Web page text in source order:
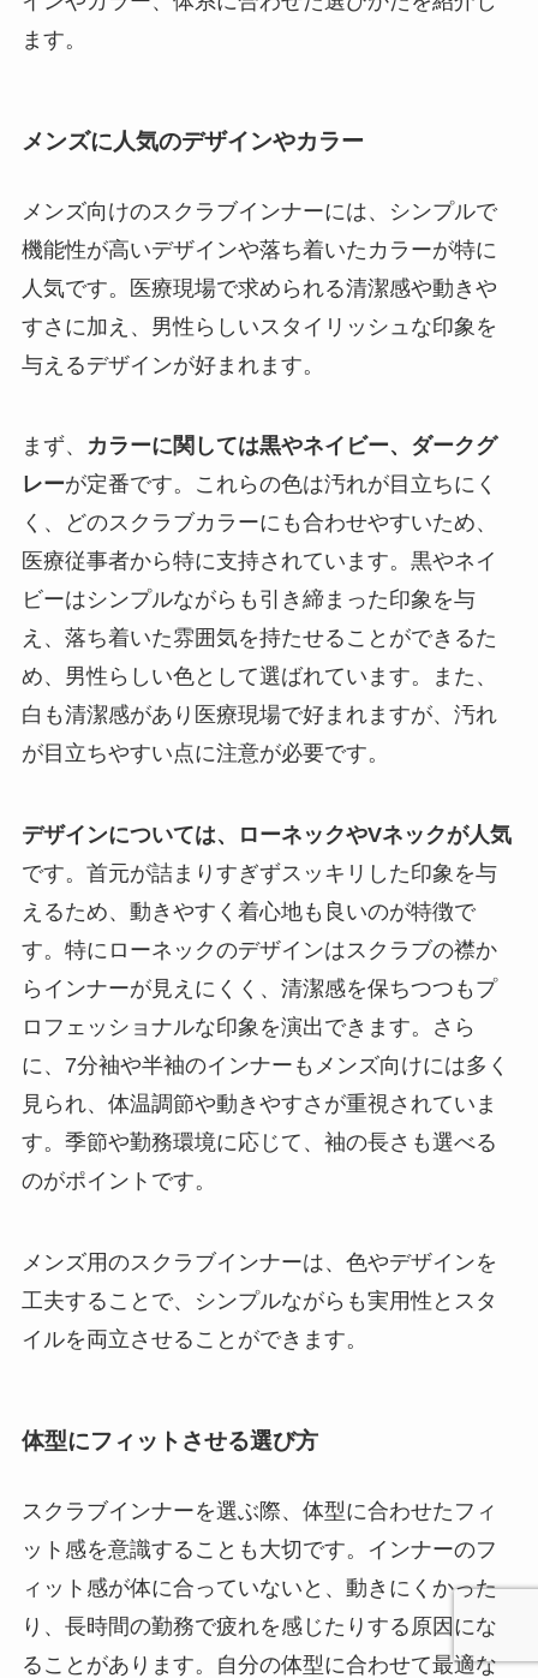
ます。
メンズに人気のデザインやカラー
メンズ向けのスクラブインナーには、シンプルで
機能性が高いデザインや落ち着いたカラーが特に
人気です。医療現場で求められる清潔感や動きや
すさに加え、男性らしいスタイリッシュな印象を
与えるデザインが好まれます。
まず、
カラーに関しては黒やネイビー、ダークグ
レーが定番です。これらの色は汚れが目立ちにく
く、どのスクラブカラーにも合わせやすいため、
医療従事者から特に支持されています。黒やネイ
ビーはシンプルながらも引き締まった印象を与
え、落ち着いた雰囲気を持たせることができるた
め、男性らしい色として選ばれています。また、
白も清潔感があり医療現場で好まれますが、汚れ
が目立ちやすい点に注意が必要です。
デザインについては、ローネックやVネックが人気
です。首元が詰まりすぎずスッキリした印象を与
えるため、動きやすく着心地も良いのが特徴で
す。特にローネックのデザインはスクラブの襟か
らインナーが見えにくく、清潔感を保ちつつもプ
ロフェッショナルな印象を演出できます。さら
に、7分袖や半袖のインナーもメンズ向けには多く
見られ、体温調節や動きやすさが重視されていま
す。季節や勤務環境に応じて、袖の長さも選べる
のがポイントです。
メンズ用のスクラブインナーは、色やデザインを
工夫することで、シンプルながらも実用性とスタ
イルを両立させることができます。
体型にフィットさせる選び方
スクラブインナーを選ぶ際、体型に合わせたフィ
ット感を意識することも大切です。インナーのフ
ィット感が体に合っていないと、動きにくかった
り、長時間の勤務で疲れを感じたりする原因にな
ることがあります。自分の体型に合わせて最適な